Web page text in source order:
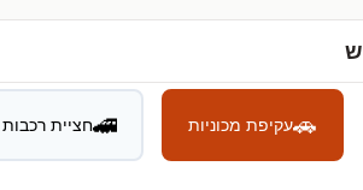
🚗עקיפת מכוניות 🚄חציית רכבות